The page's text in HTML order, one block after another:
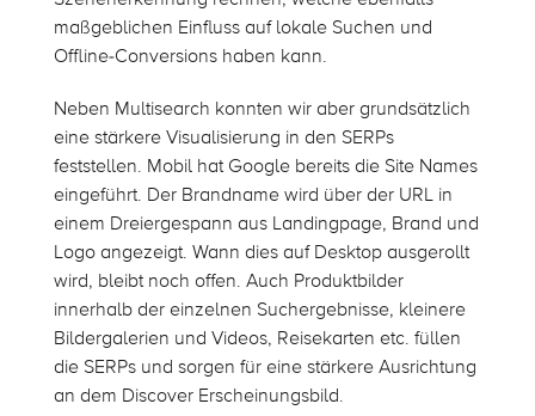
maßgeblichen Einfluss auf lokale Suchen und
Offline-Conversions haben kann.
Neben Multisearch konnten wir aber grundsätzlich
eine stärkere Visualisierung in den SERPs
feststellen. Mobil hat Google bereits die Site Names
eingeführt. Der Brandname wird über der URL in
einem Dreiergespann aus Landingpage, Brand und
Logo angezeigt. Wann dies auf Desktop ausgerollt
wird, bleibt noch offen. Auch Produktbilder
innerhalb der einzelnen Suchergebnisse, kleinere
Bildergalerien und Videos, Reisekarten etc. füllen
die SERPs und sorgen für eine stärkere Ausrichtung
an dem Discover Erscheinungsbild.